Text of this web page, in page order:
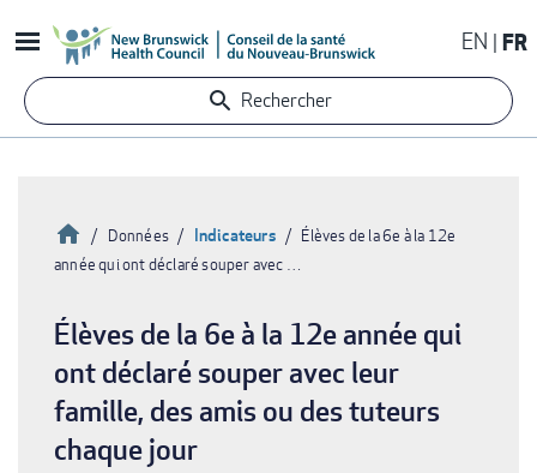
au
contenu
principal
EN FR
Rechercher
d'Ariane
Accueil
Données Indicateurs
Élèves de la 6e à la 12e
année qui ont déclaré souper avec …
Élèves de la 6e à la 12e année qui
ont déclaré souper avec leur
famille, des amis ou des tuteurs
chaque jour